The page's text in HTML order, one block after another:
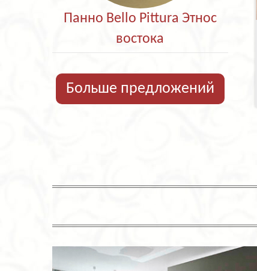
Панно Bello Pittura Этнос
востока
Больше предложений